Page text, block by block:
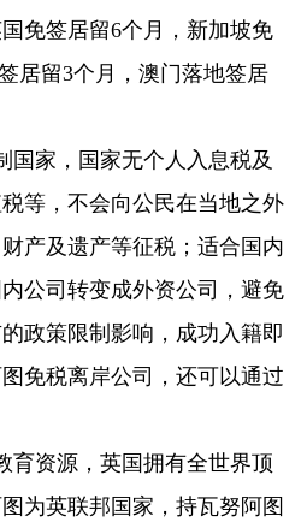
免签居留6个月，新加坡免
居留3个月，澳门落地签居
国家，国家无个人入息税及
等，不会向公民在当地之外
产及遗产等征税；适合国内
公司转变成外资公司，避免
政策限制影响，成功入籍即
免税离岸公司，还可以通过
育资源，英国拥有全世界顶
为英联邦国家，持瓦努阿图